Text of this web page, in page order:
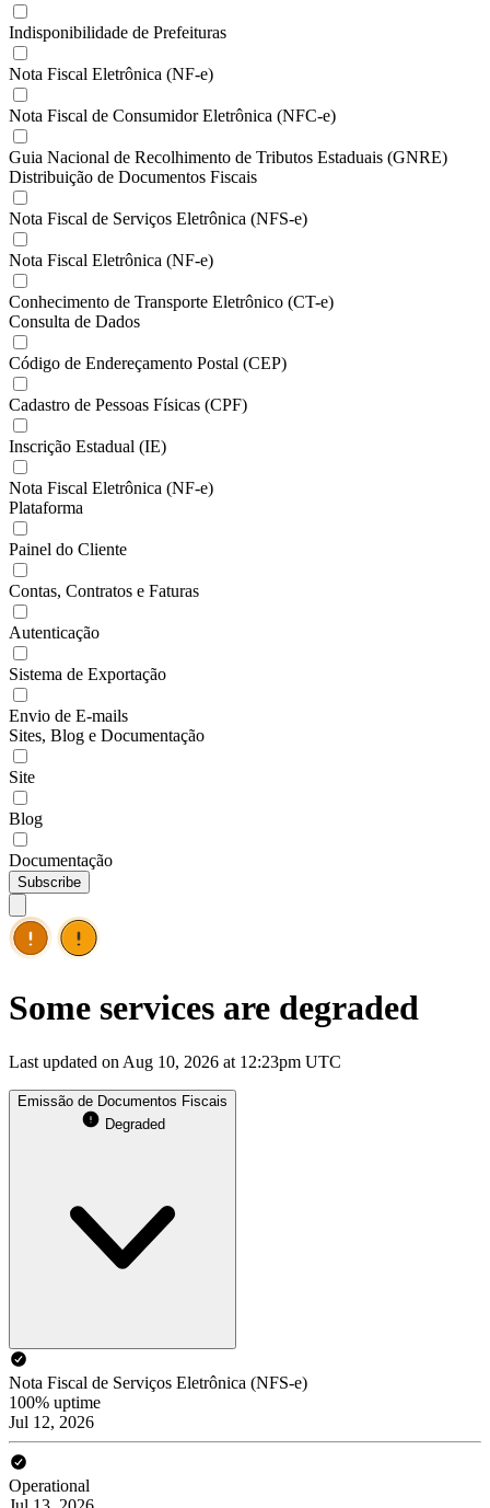
Indisponibilidade de Prefeituras
Nota Fiscal Eletrônica (NF-e)
Nota Fiscal de Consumidor Eletrônica (NFC-e)
Guia Nacional de Recolhimento de Tributos Estaduais (GNRE)
Distribuição de Documentos Fiscais
Nota Fiscal de Serviços Eletrônica (NFS-e)
Nota Fiscal Eletrônica (NF-e)
Conhecimento de Transporte Eletrônico (CT-e)
Consulta de Dados
Código de Endereçamento Postal (CEP)
Cadastro de Pessoas Físicas (CPF)
Inscrição Estadual (IE)
Nota Fiscal Eletrônica (NF-e)
Plataforma
Painel do Cliente
Contas, Contratos e Faturas
Autenticação
Sistema de Exportação
Envio de E-mails
Sites, Blog e Documentação
Site
Blog
Documentação
Subscribe
Some services are degraded
Last updated on Aug 10, 2026 at 12:23pm UTC
Emissão de Documentos Fiscais
Degraded
Nota Fiscal de Serviços Eletrônica (NFS-e)
100% uptime
Jul 12, 2026
Operational